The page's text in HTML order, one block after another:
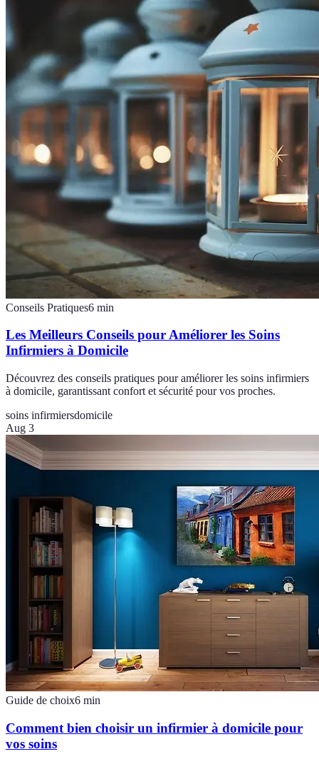
Conseils Pratiques6 min
Les Meilleurs Conseils pour Améliorer les Soins
Infirmiers à Domicile
Découvrez des conseils pratiques pour améliorer les soins infirmiers
à domicile, garantissant confort et sécurité pour vos proches.
soins infirmiersdomicile
Aug 3
Guide de choix6 min
Comment bien choisir un infirmier à domicile pour
vos soins